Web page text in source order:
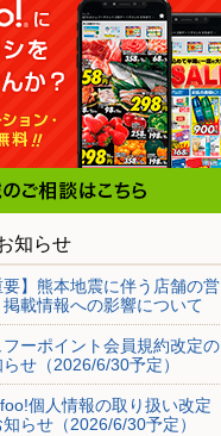
知らせ
要】熊本地震に伴う店舗の営
載情報への影響について
フーポイント会員規約改定の
せ（2026/6/30予定）
個人情報の取り扱い改定
らせ（2026/6/30予定）